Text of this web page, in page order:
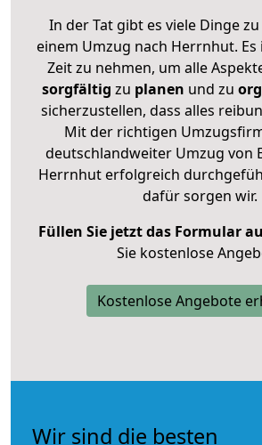
In der Tat gibt es viele Dinge
einem Umzug nach Herrnhut.
Zeit zu nehmen, um alle
sorgfältig zu planen und zu
sicherzustellen, dass alles
Mit der richtigen
deutschlandweiter Umzug von
Herrnhut erfolgreich
dafür sorgen wir.
Füllen Sie jetzt das Formular
Sie kostenlose
Kostenlose Angebote
Wir sind die besten